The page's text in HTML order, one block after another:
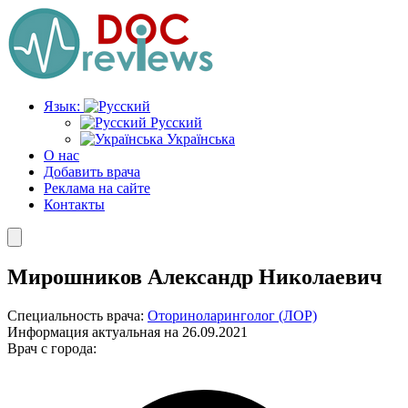
Перейти
к
содержимому
Язык:
Русский
Українська
О нас
Добавить врача
Реклама на сайте
Контакты
Мирошников Александр Николаевич
Специальность врача: Оториноларинголог (ЛОР)
Информация актуальная на 26.09.2021
Врач с города: